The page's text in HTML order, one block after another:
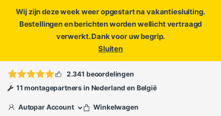
Wij zijn deze week weer opgestart na vakantiesluiting.
Bestellingen en berichten worden wellicht vertraagd
verwerkt. Dank voor uw begrip.
Sluiten
ofopen een ticket
2.341 beoordelingen
11 montagepartners in Nederland en België
Autopar Account Winkelwagen